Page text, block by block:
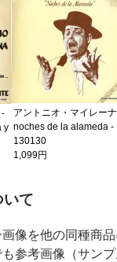
-
y
アントニオ・マイレー
noches de la alameda -
130130
1,099円
意事項
いて
像を他の同種商
参考画像（サン